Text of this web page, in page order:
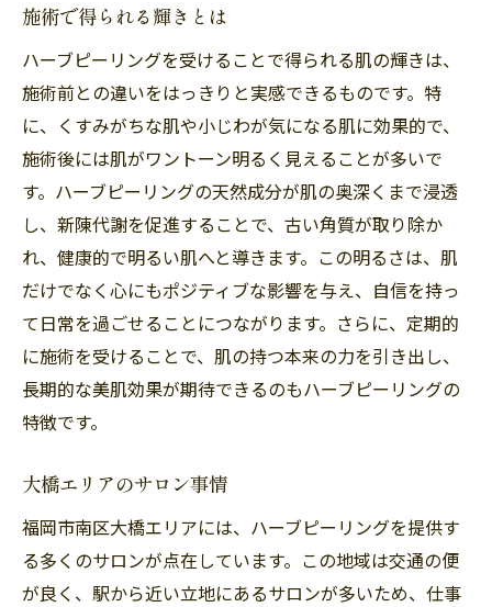
施術で得られる輝きとは
ハーブピーリングを受けることで得られる肌の輝きは、
施術前との違いをはっきりと実感できるものです。特
に、くすみがちな肌や小じわが気になる肌に効果的で、
施術後には肌がワントーン明るく見えることが多いで
す。ハーブピーリングの天然成分が肌の奥深くまで浸透
し、新陳代謝を促進することで、古い角質が取り除か
れ、健康的で明るい肌へと導きます。この明るさは、肌
だけでなく心にもポジティブな影響を与え、自信を持っ
て日常を過ごせることにつながります。さらに、定期的
に施術を受けることで、肌の持つ本来の力を引き出し、
長期的な美肌効果が期待できるのもハーブピーリングの
特徴です。
大橋エリアのサロン事情
福岡市南区大橋エリアには、ハーブピーリングを提供す
る多くのサロンが点在しています。この地域は交通の便
が良く、駅から近い立地にあるサロンが多いため、仕事